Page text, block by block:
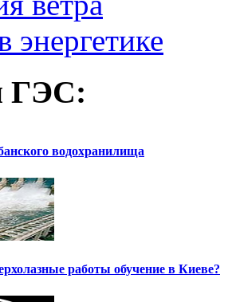
энергетике
ГЭС:
водохранилища
работы обучение в Киеве?